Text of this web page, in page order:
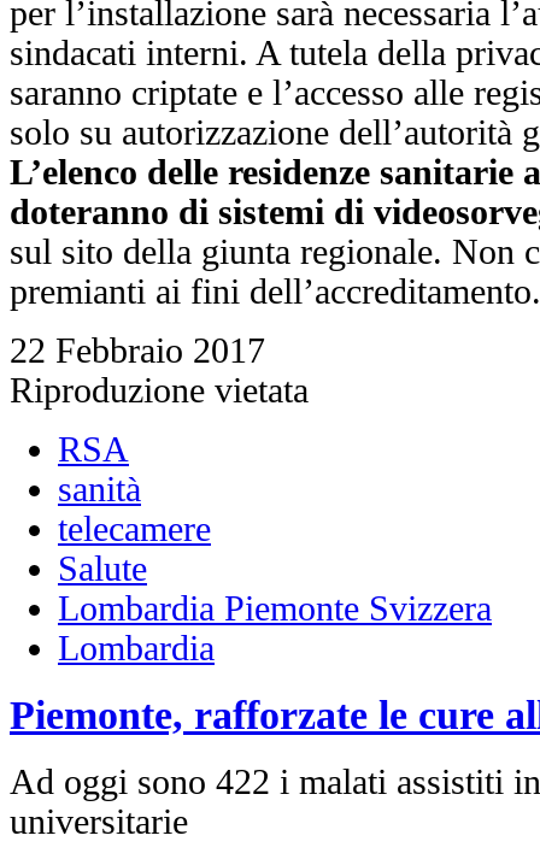
per l’installazione sarà necessaria
sindacati interni. A tutela della
saranno criptate e l’accesso alle
solo su autorizzazione dell’autorità
L’elenco delle residenze sanitarie
doteranno di sistemi di
sul sito della giunta regionale. Non
premianti ai fini
22 Febbraio 2017
Riproduzione vietata
RSA
sanità
telecamere
Salute
Lombardia Piemonte Svizzera
Lombardia
Piemonte, rafforzate le cure
Ad oggi sono 422 i malati assistiti
universitarie